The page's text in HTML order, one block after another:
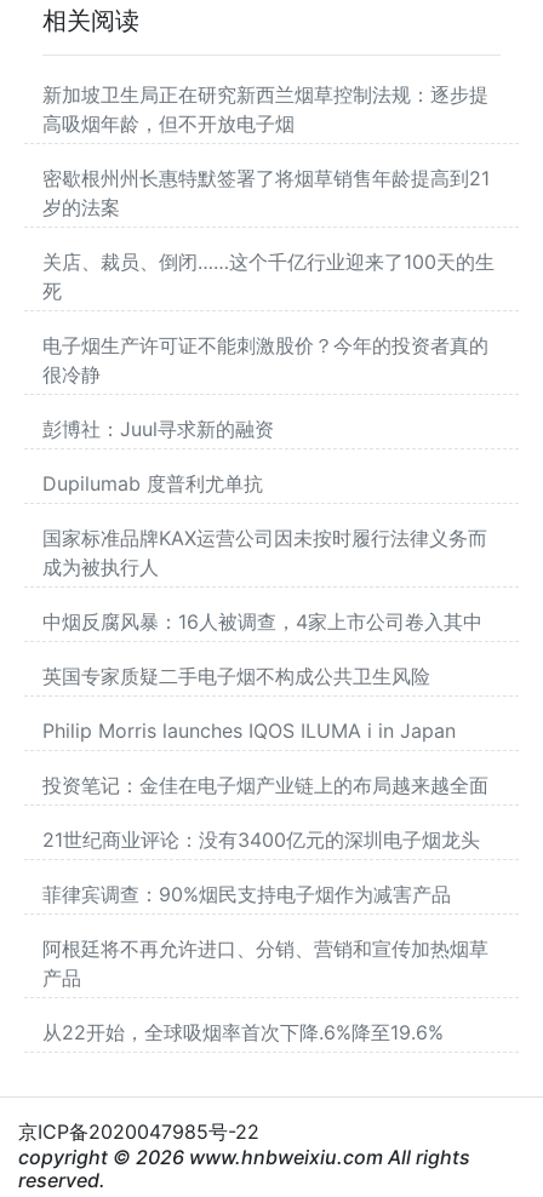
相关阅读
新加坡卫生局正在研究新西兰烟草控制法规：逐步提
高吸烟年龄，但不开放电子烟
密歇根州州长惠特默签署了将烟草销售年龄提高到21
岁的法案
关店、裁员、倒闭……这个千亿行业迎来了100天的生
死
电子烟生产许可证不能刺激股价？今年的投资者真的
很冷静
彭博社：Juul寻求新的融资
Dupilumab 度普利尤单抗
国家标准品牌KAX运营公司因未按时履行法律义务而
成为被执行人
中烟反腐风暴：16人被调查，4家上市公司卷入其中
英国专家质疑二手电子烟不构成公共卫生风险
Philip Morris launches IQOS ILUMA i in Japan
投资笔记：金佳在电子烟产业链上的布局越来越全面
21世纪商业评论：没有3400亿元的深圳电子烟龙头
菲律宾调查：90%烟民支持电子烟作为减害产品
阿根廷将不再允许进口、分销、营销和宣传加热烟草
产品
从22开始，全球吸烟率首次下降.6%降至19.6%
京ICP备2020047985号-22
copyright © 2026 www.hnbweixiu.com All rights
reserved.